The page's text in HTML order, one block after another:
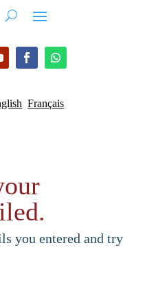
Français
you entered and try